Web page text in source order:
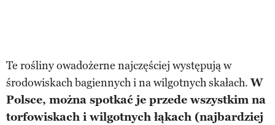
Te rośliny owadożerne najczęściej występują w
środowiskach bagiennych i na wilgotnych skałach.W
Polsce, można spotkać je przede wszystkim na
torfowiskach i wilgotnych łąkach (najbardziej